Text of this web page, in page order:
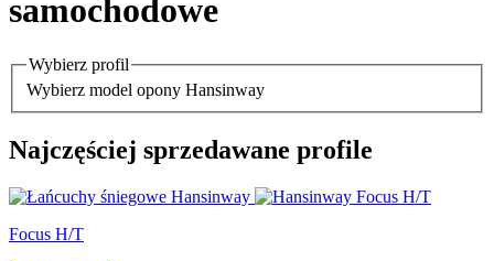
samochodowe
Wybierz profil
Wybierz model opony Hansinway
Najczęściej sprzedawane profile
Focus H/T